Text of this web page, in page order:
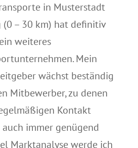
in Musterstadt
(0 – 30 km) hat definitiv
weiteres
Mein
wächst beständig
Mitbewerber, zu denen
Kontakt
immer genügend
Marktanalyse werde ich